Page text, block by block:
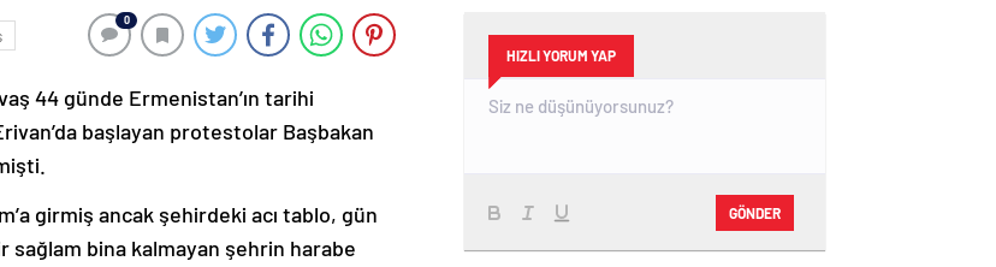
0
44 günde Ermenistan’ın tarihi
başlayan protestolar Başbakan
girmiş ancak şehirdeki acı tablo, gün
sağlam bina kalmayan şehrin harabe
HIZLI YORUM YAP
GÖNDER